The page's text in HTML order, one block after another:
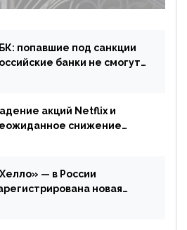
попавшие под санкции
банки не смогут
акций Netflix и
снижение
— в России
новая